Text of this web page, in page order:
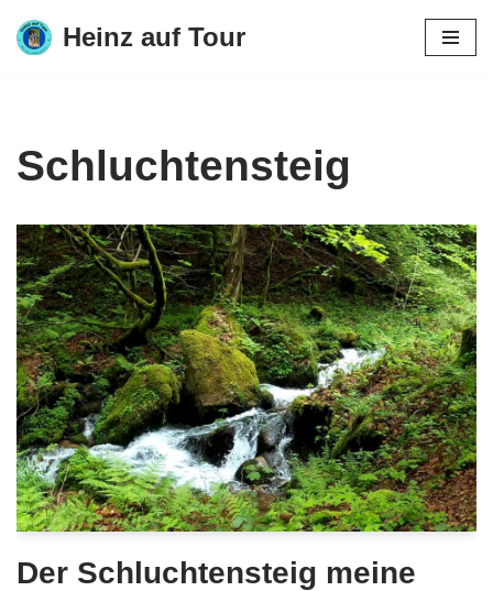
Zum
Heinz auf Tour
Schluchtensteig
Der Schluchtensteig meine